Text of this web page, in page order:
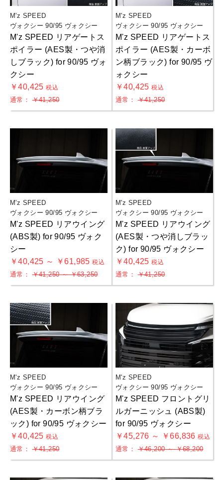
M'z SPEED
ヴォクシー 90/95 ヴォクシー
M'z SPEED リアゲートス
ポイラー (AES製・つや消
しブラック) for 90/95 ヴォ
クシー
￥40,425税込
通常：￥41,250
M'z SPEED
ヴォクシー 90/95 ヴォクシー
M'z SPEED リアゲートス
ポイラー (AES製・カーボ
ン柄ブラック) for 90/95 ヴ
ォクシー
￥40,425税込
通常：￥41,250
M'z SPEED
ヴォクシー 90/95 ヴォクシー
M'z SPEED リアウイング
(ABS製) for 90/95 ヴォク
シー
￥40,425 ～ ￥61,985税込
通常：￥41,250 ～ ￥63,250
M'z SPEED
ヴォクシー 90/95 ヴォクシー
M'z SPEED リアウイング
(AES製・つや消しブラッ
ク) for 90/95 ヴォクシー
￥40,425税込
通常：￥41,250
M'z SPEED
ヴォクシー 90/95 ヴォクシー
M'z SPEED リアウイング
(AES製・カーボン柄ブラ
ック) for 90/95 ヴォクシー
￥40,425税込
通常：￥41,250
M'z SPEED
ヴォクシー 90/95 ヴォクシー
M'z SPEED フロントグリ
ルガーニッシュ (ABS製)
for 90/95 ヴォクシー
￥45,276 ～ ￥66,836税込
通常：￥46,200 ～ ￥68,200